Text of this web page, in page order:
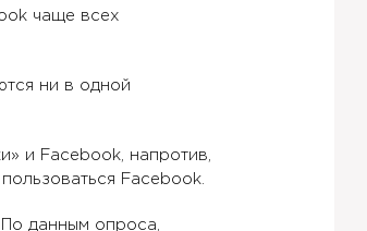
чаще всех
ни в одной
и Facebook, напротив,
Facebook.
данным опроса,